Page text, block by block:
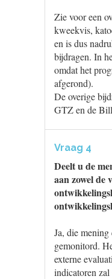
Zie voor een
kweekvis,
en is dus
bijdragen. In
omdat het
afgerond).
De overige
GTZ en de
Vraag 4
Deelt u de
aan zowel de
Ja, die
gemonitord.
externe
indicatoren zal